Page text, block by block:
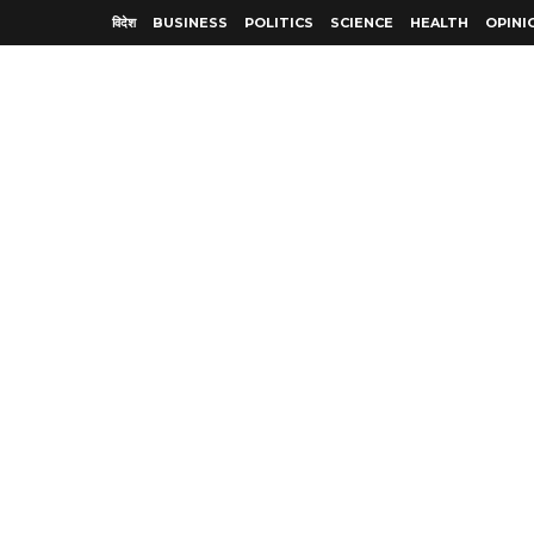
विदेश BUSINESS POLITICS SCIENCE HEALTH